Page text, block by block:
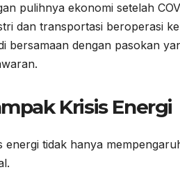
pulihnya ekonomi setelah
dan transportasi beroperasi
bersamaan dengan pasokan
Krisis Energi
energi tidak hanya